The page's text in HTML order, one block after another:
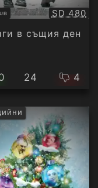
SD 480
в същия ден
24 4